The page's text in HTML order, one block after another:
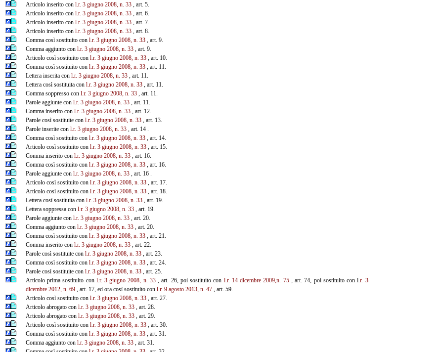
Articolo inserito con l.r. 3 giugno 2008, n. 33, art. 5.
Articolo inserito con l.r. 3 giugno 2008, n. 33, art. 6.
Articolo inserito con l.r. 3 giugno 2008, n. 33, art. 7.
Articolo inserito con l.r. 3 giugno 2008, n. 33, art. 8.
Comma così sostituito con l.r. 3 giugno 2008, n. 33, art. 9.
Comma aggiunto con l.r. 3 giugno 2008, n. 33, art. 9.
Articolo così sostituito con l.r. 3 giugno 2008, n. 33, art. 10.
Comma così sostituito con l.r. 3 giugno 2008, n. 33, art. 11.
Lettera inserita con l.r. 3 giugno 2008, n. 33, art. 11.
Lettera così sostituita con l.r. 3 giugno 2008, n. 33, art. 11.
Comma soppresso con l.r. 3 giugno 2008, n. 33, art. 11.
Parole aggiunte con l.r. 3 giugno 2008, n. 33, art. 11.
Comma inserito con l.r. 3 giugno 2008, n. 33, art. 12.
Parole così sostituite con l.r. 3 giugno 2008, n. 33, art. 13.
Parole inserite con l.r. 3 giugno 2008, n. 33, art. 14 .
Comma così sostituito con l.r. 3 giugno 2008, n. 33, art. 14.
Articolo così sostituito con l.r. 3 giugno 2008, n. 33, art. 15.
Comma inserito con l.r. 3 giugno 2008, n. 33, art. 16.
Comma così sostituito con l.r. 3 giugno 2008, n. 33, art. 16.
Parole aggiunte con l.r. 3 giugno 2008, n. 33, art. 16 .
Articolo così sostituito con l.r. 3 giugno 2008, n. 33, art. 17.
Articolo così sostituito con l.r. 3 giugno 2008, n. 33, art. 18.
Lettera così sostituita con l.r. 3 giugno 2008, n. 33, art. 19.
Lettera soppressa con l.r. 3 giugno 2008, n. 33, art. 19.
Parole aggiunte con l.r. 3 giugno 2008, n. 33, art. 20.
Comma aggiunto con l.r. 3 giugno 2008, n. 33, art. 20.
Comma così sostituito con l.r. 3 giugno 2008, n. 33, art. 21.
Comma inserito con l.r. 3 giugno 2008, n. 33, art. 22.
Parole così sostituite con l.r. 3 giugno 2008, n. 33, art. 23.
Comma così sostituito con l.r. 3 giugno 2008, n. 33, art. 24.
Parole così sostituite con l.r. 3 giugno 2008, n. 33, art. 25.
Articolo prima sostituito con l.r. 3 giugno 2008, n. 33, art. 26, poi sostituito con l.r. 14 dicembre 2009,n. 75, art. 74, poi sostituito con l.r. 3
dicembre 2012, n. 69, art. 17, ed ora così sostituito con l.r. 9 agosto 2013, n. 47, art. 59.
Articolo così sostituito con l.r. 3 giugno 2008, n. 33, art. 27.
Articolo abrogato con l.r. 3 giugno 2008, n. 33, art. 28.
Articolo abrogato con l.r. 3 giugno 2008, n. 33, art. 29.
Articolo così sostituito con l.r. 3 giugno 2008, n. 33, art. 30.
Comma così sostituito con l.r. 3 giugno 2008, n. 33, art. 31.
Comma aggiunto con l.r. 3 giugno 2008, n. 33, art. 31.